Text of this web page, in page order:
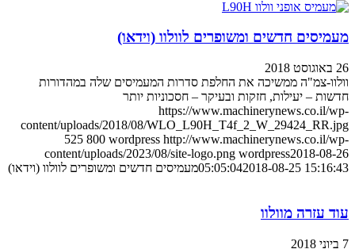
מעמיסים חדשים ומשופרים לוולוו (וידאו)
26 באוגוסט 2018
וולוו-צמ"ה ממשיכה את החלפת סדרות המעמיסים שלה במהדורות
חדשות – יעילות, חזקות ובעיקר – חסכוניות יותר
https://www.machinerynews.co.il/wp-
content/uploads/2018/08/WLO_L90H_T4f_2_W_29424_RR.jpg
525 800 wordpress http://www.machinerynews.co.il/wp-
content/uploads/2023/08/site-logo.png wordpress2018-08-26
05:05:042018-08-25 15:16:43 מעמיסים חדשים ומשופרים לוולוו (וידאו)
עוד עזרה מוולוו
7 ביוני 2018